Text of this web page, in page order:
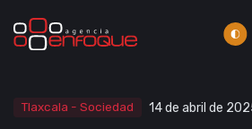
Tlaxcala - Sociedad 14 de abril de